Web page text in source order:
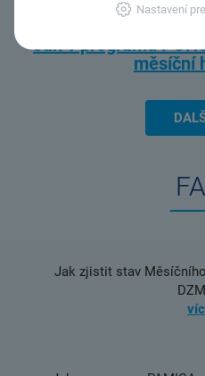
Nastavení
Jak v programu
měsíční
Jak zjistit stav